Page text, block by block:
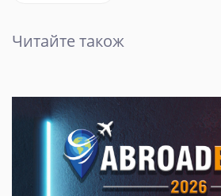
Читайте також